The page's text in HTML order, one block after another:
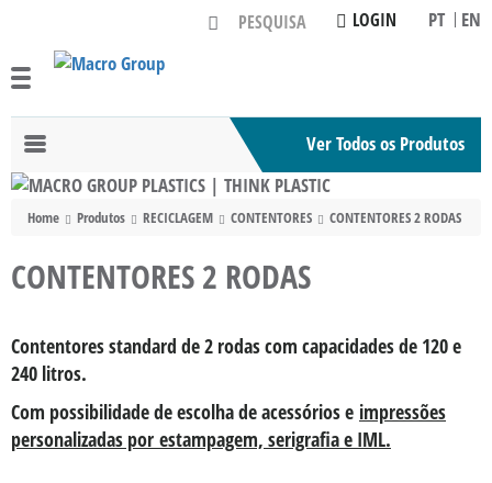
LOGIN PT EN
Toggle
navigation
Ver Todos os Produtos
Home Produtos RECICLAGEM CONTENTORES CONTENTORES 2 RODAS
CONTENTORES 2 RODAS
Contentores standard de 2 rodas com capacidades de 120 e
240 litros.
Com possibilidade de escolha de acessórios e impressões
personalizadas por estampagem, serigrafia e IML.